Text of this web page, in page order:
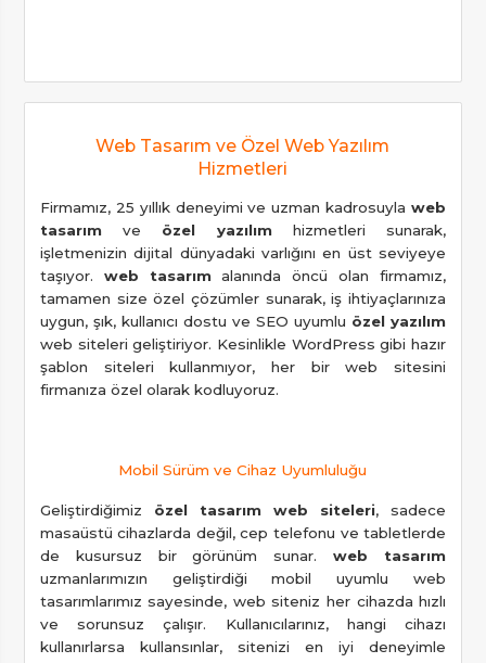
Web Tasarım ve Özel Web Yazılım
Hizmetleri
Firmamız, 25 yıllık deneyimi ve uzman kadrosuylaweb
tasarımve özel yazılımhizmetleri sunarak,
işletmenizin dijital dünyadaki varlığını en üst seviyeye
taşıyor. web tasarımalanında öncü olan firmamız,
tamamen size özel çözümler sunarak, iş ihtiyaçlarınıza
uygun, şık, kullanıcı dostu ve SEO uyumlu özel yazılım
web siteleri geliştiriyor. Kesinlikle WordPress gibi hazır
şablon siteleri kullanmıyor, her bir web sitesini
firmanıza özel olarak kodluyoruz.
Mobil Sürüm ve Cihaz Uyumluluğu
Geliştirdiğimiz özel tasarım web siteleri, sadece
masaüstü cihazlarda değil, cep telefonu ve tabletlerde
de kusursuz bir görünüm sunar.web tasarım
uzmanlarımızın geliştirdiği mobil uyumlu web
tasarımlarımız sayesinde, web siteniz her cihazda hızlı
ve sorunsuz çalışır. Kullanıcılarınız, hangi cihazı
kullanırlarsa kullansınlar, sitenizi en iyi deneyimle